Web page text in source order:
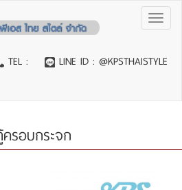
Toggle
TEL :
LINE ID : @KPSTHAISTYLE
รอบกระจก